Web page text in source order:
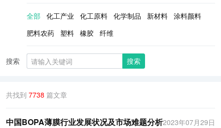
全部 化工产业 化工原料 化学制品 新材料 涂料颜料
肥料农药
塑料 橡胶 纤维
搜索 搜索
共找到 7738 篇文章
中国BOPA薄膜行业发展状况及市场难题分析2023年07月29日